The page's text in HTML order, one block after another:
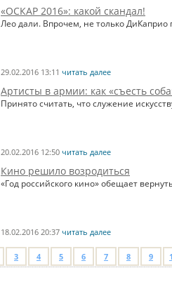
«ОСКАР 2016»: какой скандал!
Лео дали. Впрочем, не только
29.02.2016 13:11 читать далее
Артисты в армии: как «съесть
Принято считать, что служение
20.02.2016 12:50 читать далее
Кино решило возродиться
«Год российского кино» обещает
18.02.2016 20:37 читать далее
3 4 5 6 7 8 9